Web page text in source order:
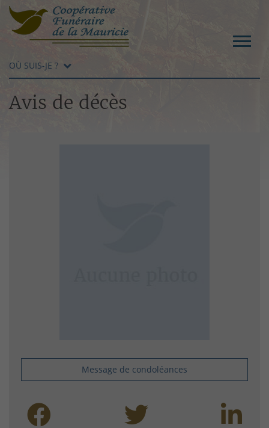
OÙ SUIS-JE ?
Avis de décès
Message de condoléances